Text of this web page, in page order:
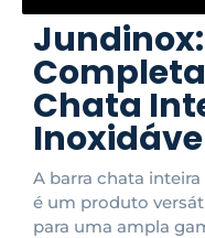
Chata
A barra chata
é um produto
para uma ampla